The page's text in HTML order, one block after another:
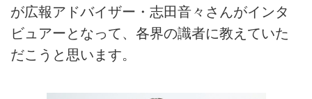
が広報アドバイザー・志田音々さんがインタ
ビュアーとなって、各界の識者に教えていた
だこうと思います。